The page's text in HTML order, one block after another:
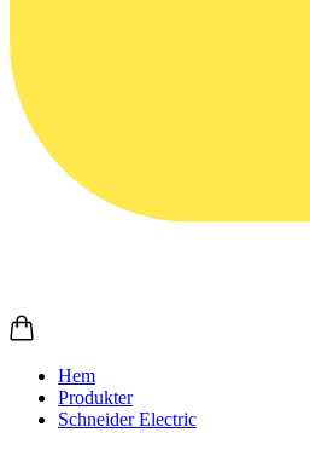
Hem
Produkter
Schneider Electric